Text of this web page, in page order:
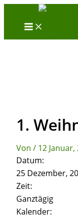
Inhalt
1.
Von / 12 Januar,
Datum:
25 Dezember,
Zeit:
Ganztägig
Kalender: